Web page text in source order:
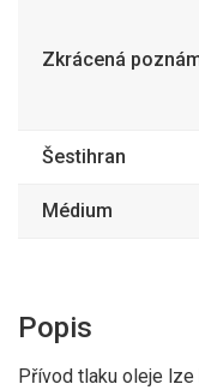
Zkrácená
Šestihran
Médium
Popis
Přívod tlaku oleje